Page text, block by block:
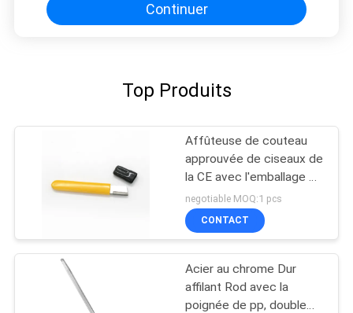
Continuer
Top Produits
Affûteuse de couteau
approuvée de ciseaux de
la CE avec l'emballage de
carte de boursouflure de
PVC pour des femmes
negotiable MOQ:1 pcs
CONTACT
Acier au chrome Dur
affilant Rod avec la
poignée de pp, double